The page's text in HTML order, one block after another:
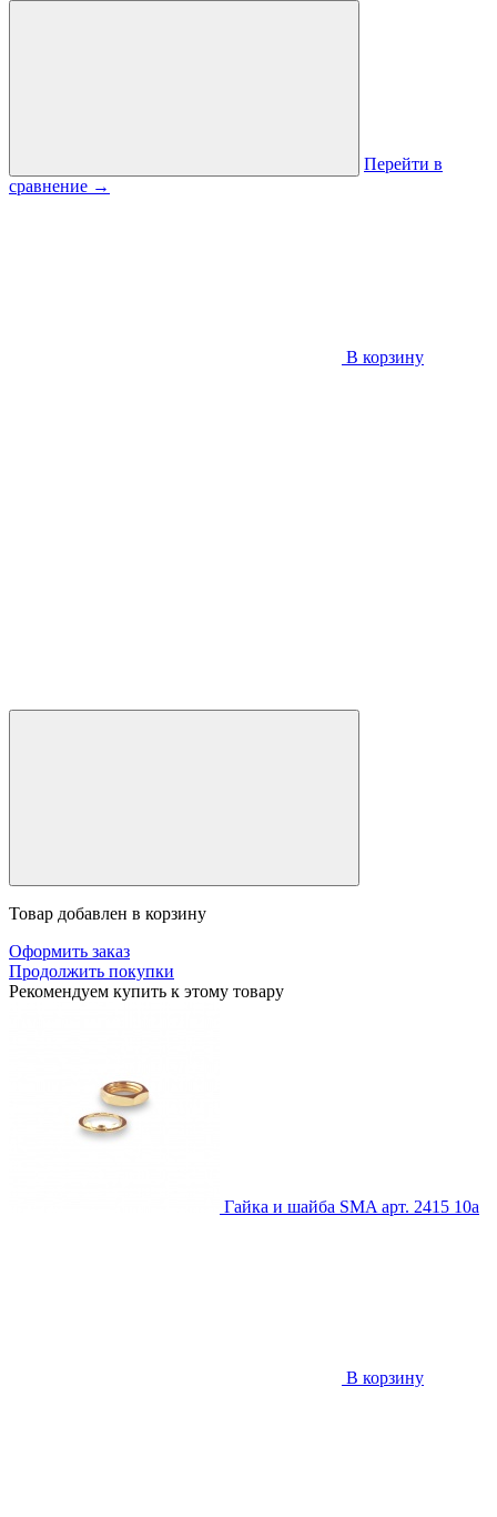
Перейти в
сравнение →
В корзину
Товар добавлен в корзину
Оформить заказ
Продолжить покупки
Рекомендуем купить к этому товару
Гайка и шайба SMA арт. 2415 10a
В корзину